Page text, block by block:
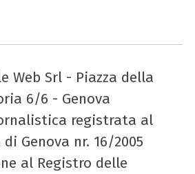
Web Srl - Piazza della
6/6 - Genova
registrata al
Genova nr. 16/2005
al Registro delle